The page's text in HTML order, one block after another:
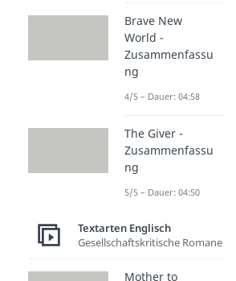
Akt 2 —
Mitten in der
den Burghof von
Schloss. Banquo
erzählt, dass er
geträumt hat.
sie aufMacbeth
sprechen kurz
Brave New
World -
Zusammenfassu
ng
4/5 – Dauer: 04:58
The Giver -
Zusammenfassu
ng
5/5 – Dauer: 04:50
Textarten Englisch
Gesellschaftskritische Romane
Mother to